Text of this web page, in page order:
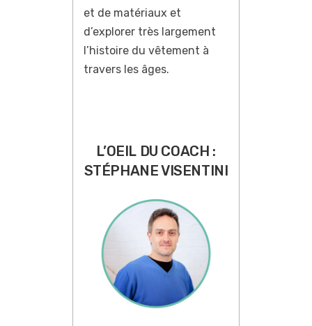
et de matériaux et
d’explorer très largement
l’histoire du vêtement à
travers les âges.
L’OEIL DU COACH :
STÉPHANE VISENTINI